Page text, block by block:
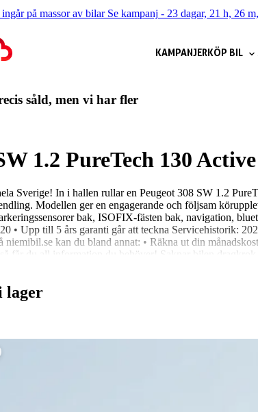
på massor av bilar Se kampanj - 23 dagar, 21 h, 26
KAMPANJERKÖP BIL
såld, men vi har fler
1.2 PureTech 130
Sverige! In i hallen rullar en Peugeot 308 SW 1.2
Modellen ger en engagerande och följsam
bak, ISOFIX-fästen bak, navigation,
• Upp till 5 års garanti går att teckna Servicehistorik:
niemibil.se kan du bland annat: • Räkna ut din
får du all information du behöver! Saknar bilen
när du köper en ny? Inga problem! Vi värderar din bil
lager